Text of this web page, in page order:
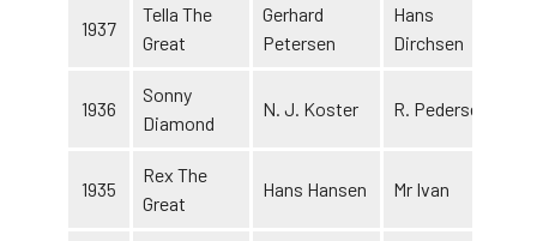
1937
Tella The
Great
Gerhard
Petersen
Hans
Dirchsen
1936
Sonny
Diamond
N. J. Koster R. Pedersen
1935
Rex The
Great
Hans Hansen Mr Ivan